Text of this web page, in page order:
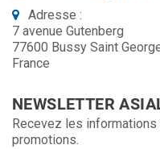
Adresse :
7 avenue Gutenberg
77600 Bussy Saint
France
NEWSLETTER
Recevez les
promotions.